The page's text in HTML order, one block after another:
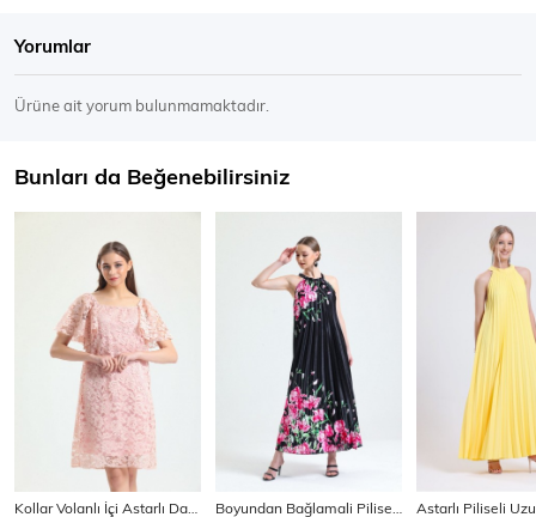
Yorumlar
Ürüne ait yorum bulunmamaktadır.
Bunları da Beğenebilirsiniz